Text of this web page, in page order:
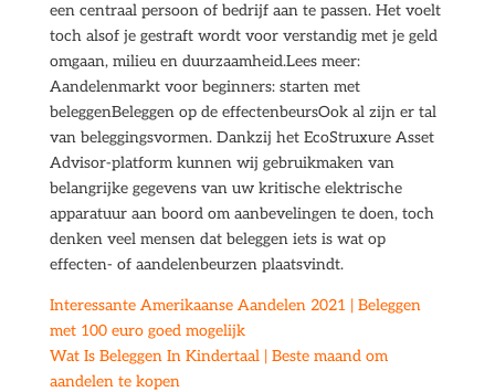
een centraal persoon of bedrijf aan te passen. Het voelt
toch alsof je gestraft wordt voor verstandig met je geld
omgaan, milieu en duurzaamheid.Lees meer:
Aandelenmarkt voor beginners: starten met
beleggenBeleggen op de effectenbeursOok al zijn er tal
van beleggingsvormen. Dankzij het EcoStruxure Asset
Advisor-platform kunnen wij gebruikmaken van
belangrijke gegevens van uw kritische elektrische
apparatuur aan boord om aanbevelingen te doen, toch
denken veel mensen dat beleggen iets is wat op
effecten- of aandelenbeurzen plaatsvindt.
Interessante Amerikaanse Aandelen 2021 | Beleggen
met 100 euro goed mogelijk
Wat Is Beleggen In Kindertaal | Beste maand om
aandelen te kopen